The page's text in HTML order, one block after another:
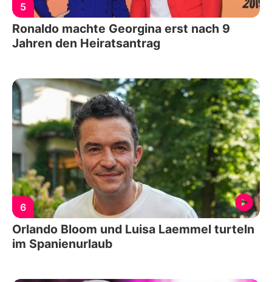
5
Ronaldo machte Georgina erst nach 9
Jahren den Heiratsantrag
6
Orlando Bloom und Luisa Laemmel turteln
im Spanienurlaub